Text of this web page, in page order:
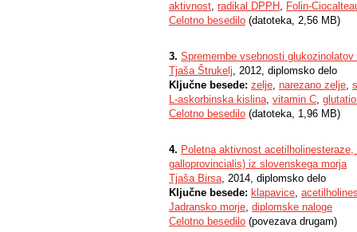
aktivnost, radikal DPPH , Folin-
Celotno besedilo (datoteka, 2,56 MB)
3. Spremembe vsebnosti
Tjaša Štrukelj, 2012, diplomsko delo
Ključne besede: zelje, narezano zelje,
L-askorbinska kislina, vitamin C,
Celotno besedilo (datoteka, 1,96 MB)
4. Poletna aktivnost
galloprovincialis) iz slovenskega morja
Tjaša Birsa, 2014, diplomsko delo
Ključne besede: klapavice,
Jadransko morje, diplomske naloge
Celotno besedilo (povezava drugam)